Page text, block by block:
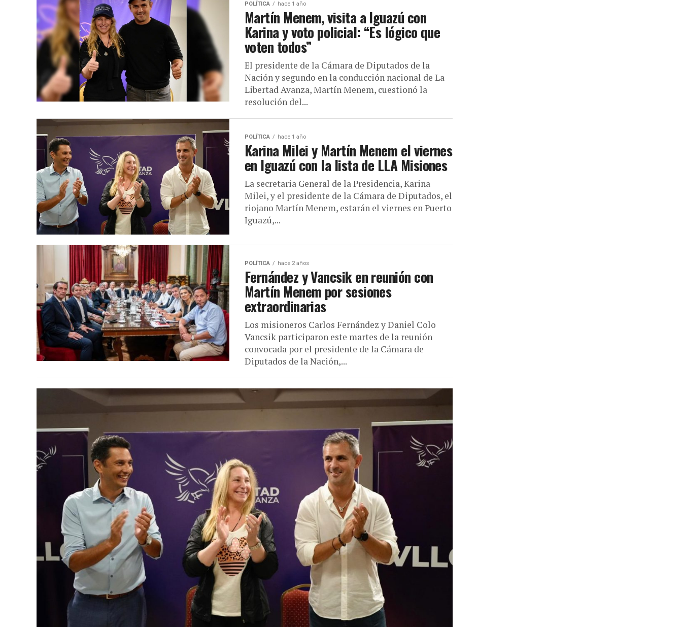
POLÍTICA hace 1 año
Martín Menem, visita a Iguazú con
Karina y voto policial: “Es lógico que
voten todos”
El presidente de la Cámara de Diputados de la
Nación y segundo en la conducción nacional de La
Libertad Avanza, Martín Menem, cuestionó la
resolución del...
POLÍTICA hace 1 año
Karina Milei y Martín Menem el viernes
en Iguazú con la lista de LLA Misiones
La secretaria General de la Presidencia, Karina
Milei, y el presidente de la Cámara de Diputados, el
riojano Martín Menem, estarán el viernes en Puerto
Iguazú,...
POLÍTICA hace 2 años
Fernández y Vancsik en reunión con
Martín Menem por sesiones
extraordinarias
Los misioneros Carlos Fernández y Daniel Colo
Vancsik participaron este martes de la reunión
convocada por el presidente de la Cámara de
Diputados de la Nación,...